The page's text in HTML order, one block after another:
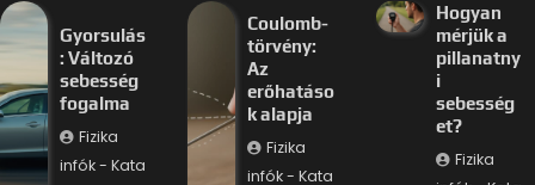
Gyorsulás
: Változó
sebesség
fogalma
Fizika
infók - Kata
Coulomb-
törvény:
Az
erőhatáso
k alapja
Fizika
infók - Kata
Hogyan
mérjük a
pillanatny
i
sebesség
et?
Fizika